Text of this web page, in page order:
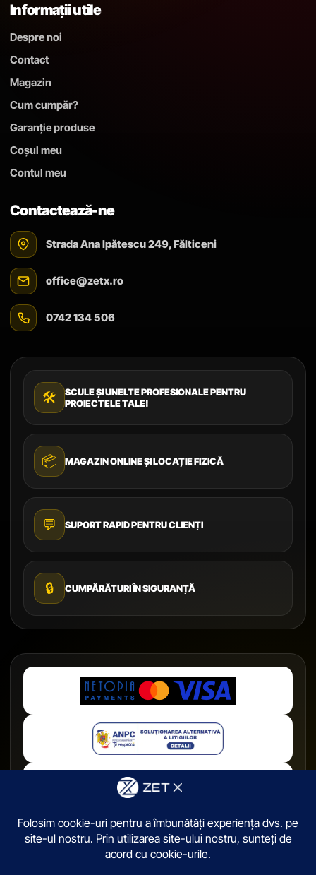
Informații utile
Despre noi
Contact
Magazin
Cum cumpăr?
Garanție produse
Coșul meu
Contul meu
Contactează-ne
Strada Ana Ipătescu 249, Fălticeni
office@zetx.ro
0742 134 506
🛠️
SCULE ȘI UNELTE PROFESIONALE PENTRU
PROIECTELE TALE!
📦 MAGAZIN ONLINE ȘI LOCAȚIE FIZICĂ
💬 SUPORT RAPID PENTRU CLIENȚI
🔒 CUMPĂRĂTURI ÎN SIGURANȚĂ